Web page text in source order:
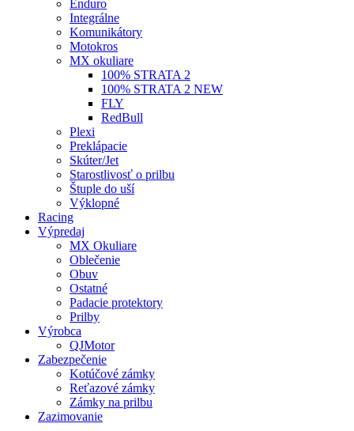
Enduro
Integrálne
Komunikátory
Motokros
MX okuliare
100% STRATA 2
100% STRATA 2 NEW
FLY
RedBull
Plexi
Preklápacie
Skúter/Jet
Starostlivosť o prilbu
Štuple do uší
Výklopné
Racing
Výpredaj
MX Okuliare
Oblečenie
Obuv
Ostatné
Padacie protektory
Prilby
Výrobca
QJMotor
Zabezpečenie
Kotúčové zámky
Reťazové zámky
Zámky na prilbu
Zazimovanie